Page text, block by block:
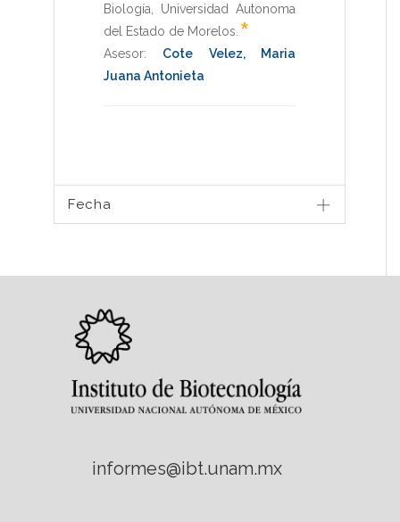
Biología
Universidad Autonoma
del Estado de Morelos *
Asesor: Cote Velez, Maria
Juana Antonieta
Fecha
informes@ibt.unam.mx